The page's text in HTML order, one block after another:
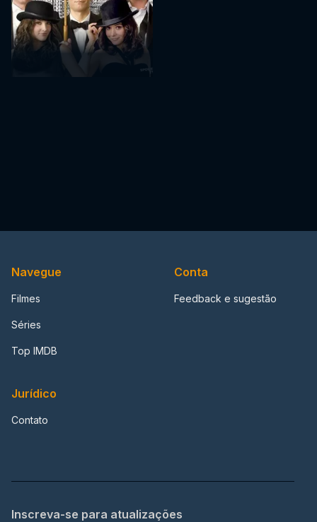
Navegue
Filmes
Séries
Top IMDB
Conta
Feedback e sugestão
Jurídico
Contato
Inscreva-se para atualizações